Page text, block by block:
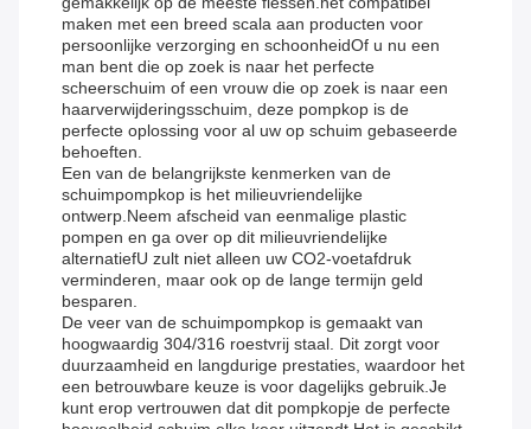
maken met een breed scala aan producten voor
persoonlijke verzorging en schoonheidOf u nu een
man bent die op zoek is naar het perfecte
scheerschuim of een vrouw die op zoek is naar een
haarverwijderingsschuim, deze pompkop is de
perfecte oplossing voor al uw op schuim gebaseerde
behoeften.
Een van de belangrijkste kenmerken van de
schuimpompkop is het milieuvriendelijke
ontwerp.Neem afscheid van eenmalige plastic
pompen en ga over op dit milieuvriendelijke
alternatiefU zult niet alleen uw CO2-voetafdruk
verminderen, maar ook op de lange termijn geld
besparen.
De veer van de schuimpompkop is gemaakt van
hoogwaardig 304/316 roestvrij staal. Dit zorgt voor
duurzaamheid en langdurige prestaties, waardoor het
een betrouwbare keuze is voor dagelijks gebruik.Je
kunt erop vertrouwen dat dit pompkopje de perfecte